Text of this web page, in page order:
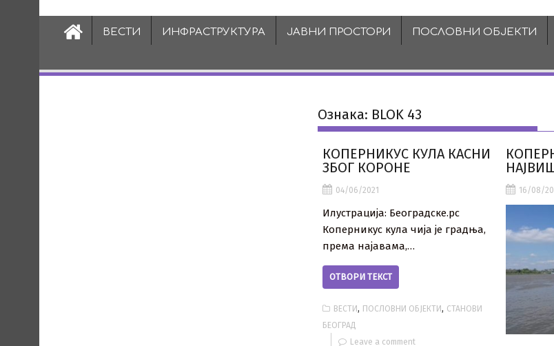
ВЕСТИ ИНФРАСТРУКТУРА ЈАВНИ ПРОСТОРИ ПОСЛОВНИ ОБЈЕКТИ
Ознака: BLOK 43
КОПЕРНИКУС КУЛА КАСНИ
ЗБОГ КОРОНЕ
04/06/2021
Илустрација: Београдске.рс
Коперникус кула чија је градња,
према најавама,…
ОТВОРИ ТЕКСТ
ВЕСТИ, ПОСЛОВНИ ОБЈЕКТИ, СТАНОВИ
БЕОГРАД
Leave a comment
16/08/